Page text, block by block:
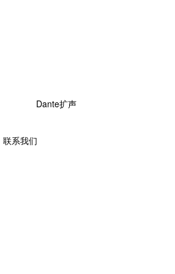
Dante扩声
联系我们